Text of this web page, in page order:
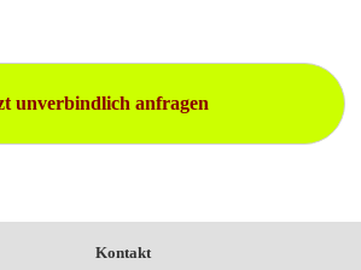
unverbindlich anfragen
Kontakt